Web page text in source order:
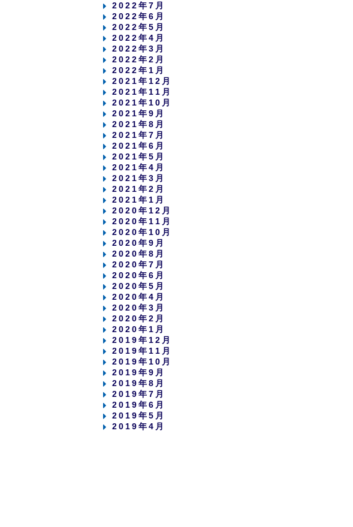
2022年7月
2022年6月
2022年5月
2022年4月
2022年3月
2022年2月
2022年1月
2021年12月
2021年11月
2021年10月
2021年9月
2021年8月
2021年7月
2021年6月
2021年5月
2021年4月
2021年3月
2021年2月
2021年1月
2020年12月
2020年11月
2020年10月
2020年9月
2020年8月
2020年7月
2020年6月
2020年5月
2020年4月
2020年3月
2020年2月
2020年1月
2019年12月
2019年11月
2019年10月
2019年9月
2019年8月
2019年7月
2019年6月
2019年5月
2019年4月